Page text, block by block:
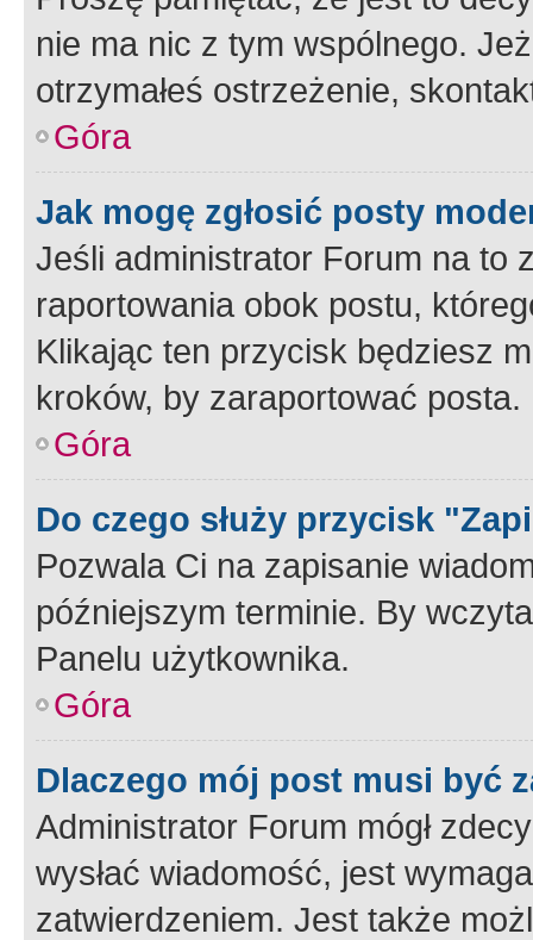
nie ma nic z tym wspólnego.
otrzymałeś ostrzeżenie,
Góra
Jak mogę zgłosić posty
Jeśli administrator Forum na to
raportowania obok postu,
Klikając ten przycisk będziesz
kroków, by zaraportować posta.
Góra
Do czego służy przycisk
Pozwala Ci na zapisanie
późniejszym terminie. By
Panelu użytkownika.
Góra
Dlaczego mój post musi być
Administrator Forum mógł
wysłać wiadomość, jest
zatwierdzeniem. Jest także